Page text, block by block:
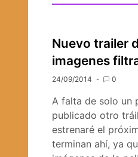
Nuevo trailer
imagenes
24/09/2014 0
A falta de solo un
publicado otro
estrenaré el
terminan ahí, ya